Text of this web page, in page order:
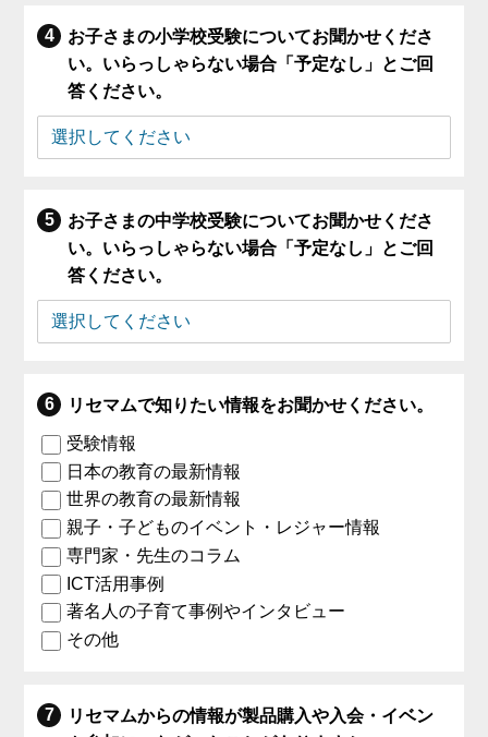
お子さまの小学校受験についてお聞かせくださ
い。いらっしゃらない場合「予定なし」とご回
答ください。
お子さまの中学校受験についてお聞かせくださ
い。いらっしゃらない場合「予定なし」とご回
答ください。
リセマムで知りたい情報をお聞かせください。
受験情報
日本の教育の最新情報
世界の教育の最新情報
親子・子どものイベント・レジャー情報
専門家・先生のコラム
ICT活用事例
著名人の子育て事例やインタビュー
その他
リセマムからの情報が製品購入や入会・イベン